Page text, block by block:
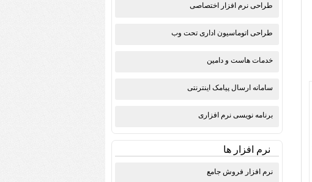
طراحی نرم افزار اختصاصی
طراحی اتوماسیون اداری تحت وب
خدمات هاست و دامین
سامانه ارسال پیامک اینترنتی
برنامه نویسی نرم افزاری
نرم افزار ها
نرم افزار فروش جامع